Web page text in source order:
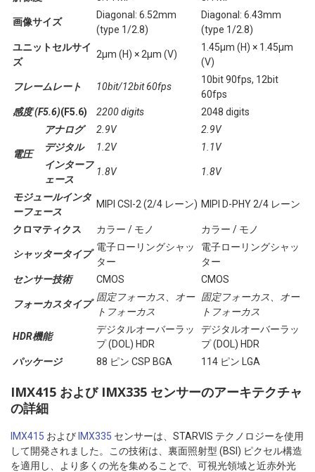
画像サイズ
Diagonal: 6.52mm
(type 1/2.8)
Diagonal: 6.43mm
(type 1/2.8)
ユニットセルサイ
ズ
2μm (H) × 2μm (V)
1.45μm (H) × 1.45μm
(V)
フレームレート 10bit/12bit 60fps
10bit 90fps, 12bit
60fps
感度 (F5.6)(F5.6) 2200 digits 2048 digits
電圧
アナログ 2.9V
2.9V
デジタル
1.2V
1.1V
インターフ
ェース
1.8V 1.8V
モジュールインタ
ーフェース
MIPI CSI-2 (2/4 レーン) MIPI D-PHY 2/4 レーン
クロマティクス カラー / モノ カラー / モノ
シャッタータイプ
電子ローリングシャッ
ター
電子ローリングシャッ
ター
センサー技術
CMOS CMOS
フォーカスタイプ
固定フォーカス、オー
トフォーカス
固定フォーカス、オー
トフォーカス
HDR機能
デジタルオーバーラッ
プ (DOL) HDR
デジタルオーバーラッ
プ (DOL) HDR
パッケージ
88 ピン CSP BGA 114 ピン LGA
IMX415 および IMX335 センサーのアーキテクチャ
の詳細
IMX415 および IMX335 センサーは、STARVIS テクノロジーを使用
して開発されました。この技術は、裏面照射型 (BSI) ピクセル構造
を適用し、より多くの光を集めることで、可視光領域と近赤外光